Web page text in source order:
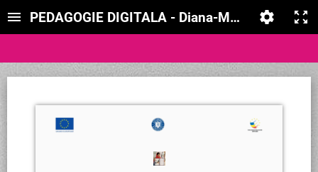
PEDAGOGIE DIGITALA - Diana-Maria Pricopie